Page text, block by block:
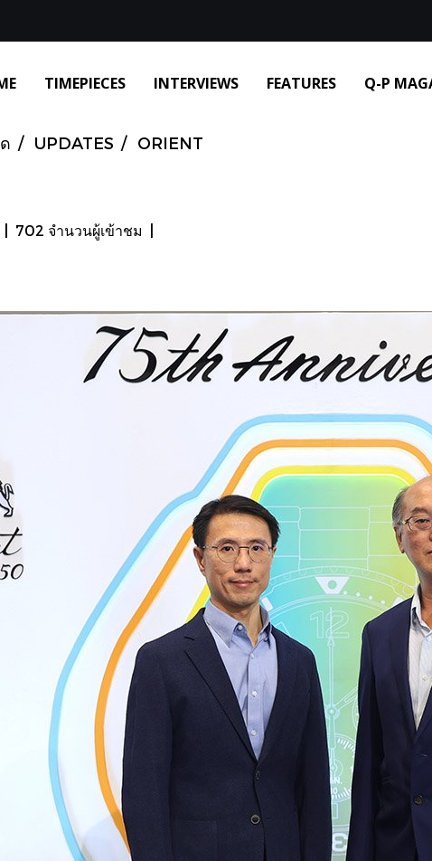
TIMEPIECES INTERVIEWS FEATURES Q-P
UPDATES ORIENT
702 จำนวนผู้เข้าชม